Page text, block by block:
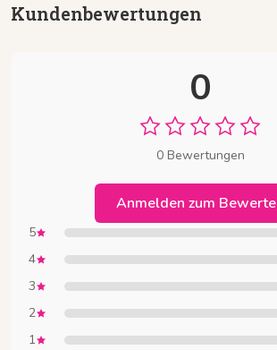
Kundenbewertungen
0
0 Bewertungen
Anmelden zum
5
4
3
2
1